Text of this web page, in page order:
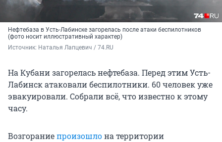
Нефтебаза в Усть-Лабинске загорелась после атаки беспилотников
(фото носит иллюстративный характер)
Источник: Наталья Лапцевич / 74.RU
На Кубани загорелась нефтебаза. Перед этим Усть-
Лабинск атаковали беспилотники. 60 человек уже
эвакуировали. Собрали всё, что известно к этому
часу.
Возгораниепроизошлона территории